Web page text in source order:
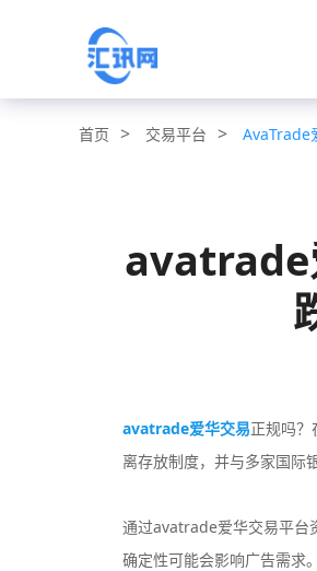
首页 > 交易平台 > AvaTrade
avatrade
avatrade爱华交易正规吗
离存放制度，并与多家国际
通过avatrade爱华交易平台
确定性可能会影响广告需求